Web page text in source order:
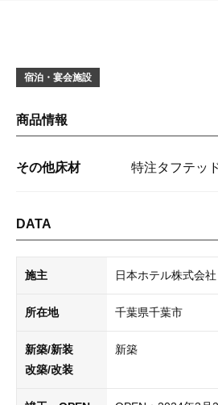
宿泊・宴会施設
商品情報
その他床材 特注タフテッ
DATA
施主 日本ホテル株式会社
所在地 千葉県千葉市
新築/新装
改築/改装
新築